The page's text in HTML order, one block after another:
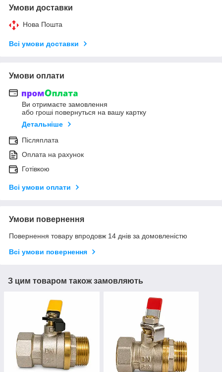
Умови доставки
Нова Пошта
Всі умови доставки
Умови оплати
Ви отримаєте замовлення
або гроші повернуться на вашу картку
Детальніше
Післяплата
Оплата на рахунок
Готівкою
Всі умови оплати
Умови повернення
Повернення товару впродовж 14 днів за домовленістю
Всі умови повернення
З цим товаром також замовляють